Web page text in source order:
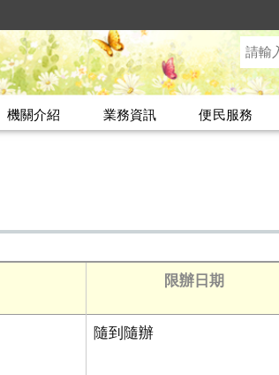
機關介紹 業務資訊
便民服務
限辦日期
隨到隨辦